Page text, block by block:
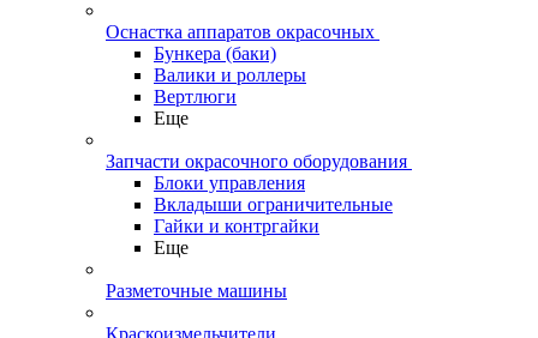
Оснастка аппаратов окрасочных
Бункера (баки)
Валики и роллеры
Вертлюги
Еще
Запчасти окрасочного оборудования
Блоки управления
Вкладыши ограничительные
Гайки и контргайки
Еще
Разметочные машины
Краскоизмельчители